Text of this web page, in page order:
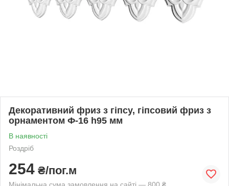
Декоративний фриз з гіпсу, гіпсовий фриз з
орнаментом Ф-16 h95 мм
В наявності
Роздріб
254 ₴/пог.м
Мінімальна сума замовлення на сайті — 800 ₴